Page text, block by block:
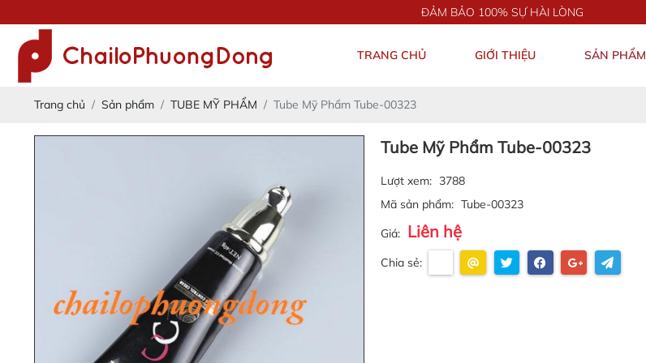
ĐẢM BẢO 100% SỰ HÀI LÒNG
TRANG CHỦ GIỚI THIỆU SẢN PHẨM
Trang chủ Sản phẩm TUBE MỸ PHẨM Tube Mỹ Phẩm Tube-00323
Tube Mỹ Phẩm Tube-00323
Lượt xem: 3788
Mã sản phẩm: Tube-00323
Giá: Liên hệ
Chia sẻ: